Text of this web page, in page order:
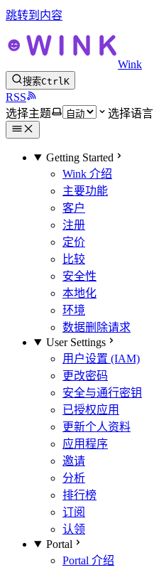
跳转到内容
Wink
搜索CtrlK
RSS
选择主题
选择语言
Getting Started
Wink 介绍
主要功能
客户
注册
定价
比较
安全性
本地化
环境
数据删除请求
User Settings
用户设置 (IAM)
更改密码
安全与通行密钥
已授权应用
更新个人资料
应用程序
邀请
分析
排行榜
订阅
认领
Portal
Portal 介绍